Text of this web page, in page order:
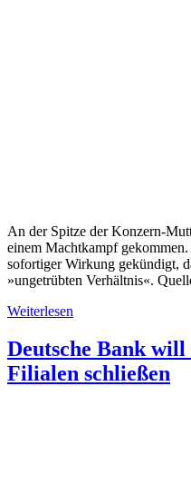
An der Spitze der Konzern-
einem Machtkampf
sofortiger Wirkung gekündigt,
»ungetrübten Verhältnis«.
Weiterlesen
Deutsche Bank
Filialen schließen